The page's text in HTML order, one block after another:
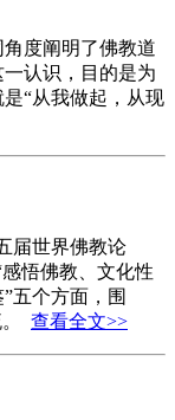
度阐明了佛教道
认识，目的是为
“从我做起，从现
届世界佛教论
悟佛教、文化性
五个方面，围
查看全文>>